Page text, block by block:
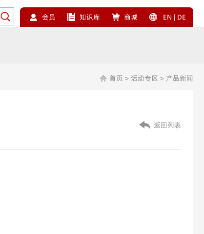
会员 知识库 商城 EN | DE
首页 > 活动专区 > 产品新闻
返回列表